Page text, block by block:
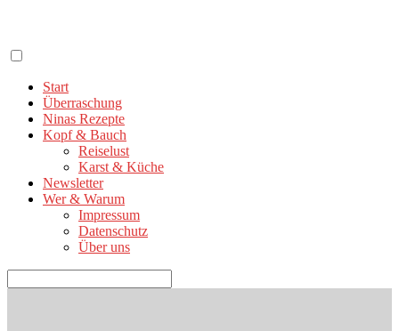
springen
Start
Überraschung
Ninas Rezepte
Kopf & Bauch
Reiselust
Karst & Küche
Newsletter
Wer & Warum
Impressum
Datenschutz
Über uns
nach: